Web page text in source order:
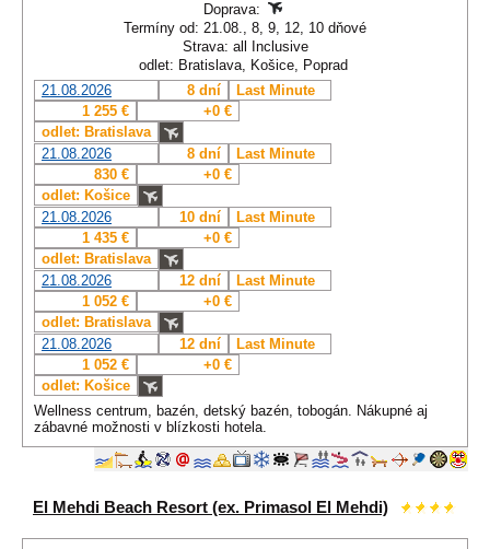
Doprava:
Termíny od: 21.08., 8, 9, 12, 10 dňové
Strava: all Inclusive
odlet: Bratislava, Košice, Poprad
21.08.2026
8 dní
Last Minute
1 255 €
+0 €
odlet: Bratislava
21.08.2026
8 dní
Last Minute
830 €
+0 €
odlet: Košice
21.08.2026
10 dní
Last Minute
1 435 €
+0 €
odlet: Bratislava
21.08.2026
12 dní
Last Minute
1 052 €
+0 €
odlet: Bratislava
21.08.2026
12 dní
Last Minute
1 052 €
+0 €
odlet: Košice
Wellness centrum, bazén, detský bazén, tobogán. Nákupné aj
zábavné možnosti v blízkosti hotela.
El Mehdi Beach Resort (ex. Primasol El Mehdi)